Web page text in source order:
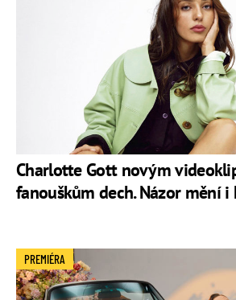
Charlotte Gott novým
fanouškům dech. Názor mění
PREMIÉRA